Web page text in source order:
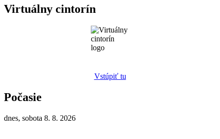
Virtuálny cintorín
Vstúpiť tu
Počasie
dnes, sobota 8. 8. 2026